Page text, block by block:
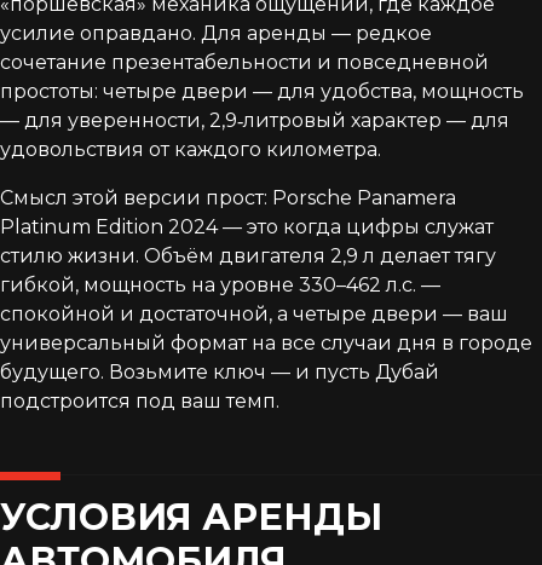
усилие оправдано. Для аренды — редкое
сочетание презентабельности и повседневной
простоты: четыре двери — для удобства, мощность
— для уверенности, 2,9‑литровый характер — для
удовольствия от каждого километра.
Смысл этой версии прост: Porsche Panamera
Platinum Edition 2024 — это когда цифры служат
стилю жизни. Объём двигателя 2,9 л делает тягу
гибкой, мощность на уровне 330–462 л.с. —
спокойной и достаточной, а четыре двери — ваш
универсальный формат на все случаи дня в городе
будущего. Возьмите ключ — и пусть Дубай
подстроится под ваш темп.
УСЛОВИЯ АРЕНДЫ